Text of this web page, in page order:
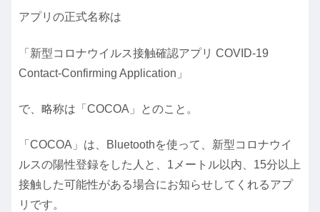
アプリの正式名称は
「新型コロナウイルス接触確認アプリ COVID-19
Contact-Confirming Application」
で、略称は「COCOA」とのこと。
「COCOA」は、Bluetoothを使って、新型コロナウイ
ルスの陽性登録をした人と、1メートル以内、15分以上
接触した可能性がある場合にお知らせしてくれるアプ
リです。